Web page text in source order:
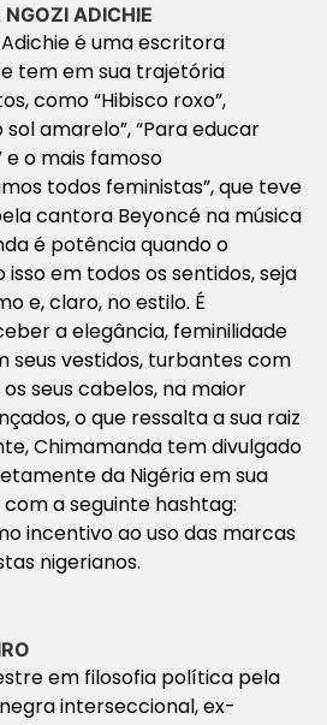
ADICHIE
é uma escritora
tem em sua trajetória
como “Hibisco roxo”,
sol amarelo”, “Para educar
e o mais famoso
todos feministas”, que teve
cantora Beyoncé na música
é potência quando o
isso em todos os sentidos, seja
e, claro, no estilo. É
a elegância, feminilidade
seus vestidos, turbantes com
seus cabelos, na maior
o que ressalta a sua raiz
Chimamanda tem divulgado
da Nigéria em sua
a seguinte hashtag:
incentivo ao uso das marcas
nigerianos.
em filosofia política pela
interseccional, ex-